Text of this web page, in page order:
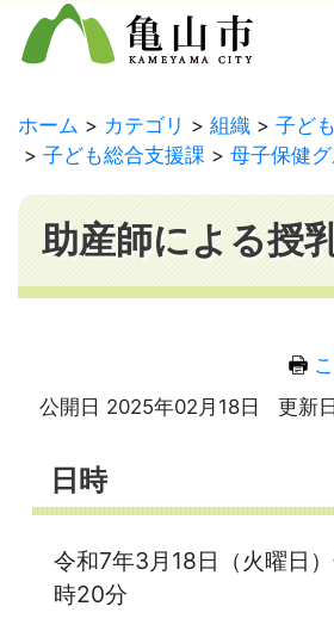
ホーム カテゴリ 組織
子ど
子ども総合支援課
母子保健
助産師による授
公開日 2025年02月18日
更新
日時
令和7年3月18日（火曜日
時20分